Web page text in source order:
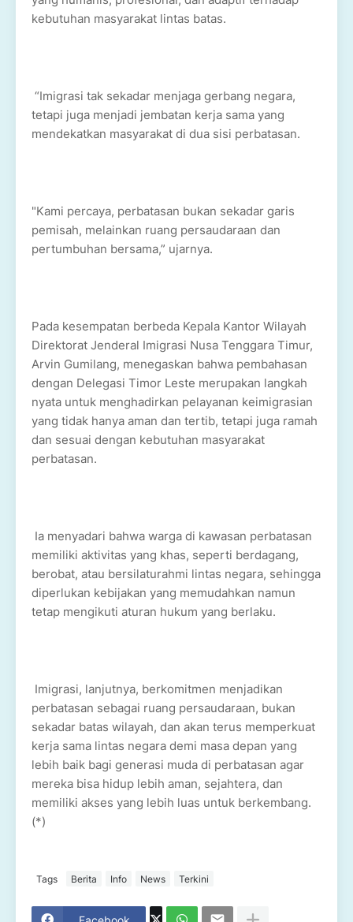
kebutuhan masyarakat lintas batas.
“Imigrasi tak sekadar menjaga gerbang negara,
tetapi juga menjadi jembatan kerja sama yang
mendekatkan masyarakat di dua sisi perbatasan.
"Kami percaya, perbatasan bukan sekadar garis
pemisah, melainkan ruang persaudaraan dan
pertumbuhan bersama,” ujarnya.
Pada kesempatan berbeda Kepala Kantor Wilayah
Direktorat Jenderal Imigrasi Nusa Tenggara Timur,
Arvin Gumilang, menegaskan bahwa pembahasan
dengan Delegasi Timor Leste merupakan langkah
nyata untuk menghadirkan pelayanan keimigrasian
yang tidak hanya aman dan tertib, tetapi juga ramah
dan sesuai dengan kebutuhan masyarakat
perbatasan.
Ia menyadari bahwa warga di kawasan perbatasan
memiliki aktivitas yang khas, seperti berdagang,
berobat, atau bersilaturahmi lintas negara, sehingga
diperlukan kebijakan yang memudahkan namun
tetap mengikuti aturan hukum yang berlaku.
Imigrasi, lanjutnya, berkomitmen menjadikan
perbatasan sebagai ruang persaudaraan, bukan
sekadar batas wilayah, dan akan terus memperkuat
kerja sama lintas negara demi masa depan yang
lebih baik bagi generasi muda di perbatasan agar
mereka bisa hidup lebih aman, sejahtera, dan
memiliki akses yang lebih luas untuk berkembang.
(*)
Tags Berita Info News Terkini